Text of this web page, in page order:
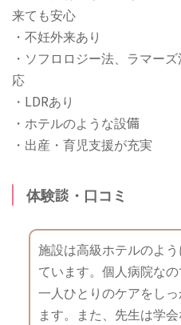
来ても安心
・不妊外来あり
・ソフロロジー法、ラマー
応
・LDRあり
・ホテルのような設備
・出産・育児支援が充実
体験談・口コミ
施設は高級ホテルのよ
ています。個人病院な
一人ひとりのケアをし
ます。また、先生は学